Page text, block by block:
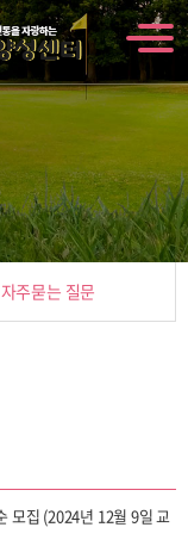
자주묻는 질문
모집 (2024년 12월 9일 교